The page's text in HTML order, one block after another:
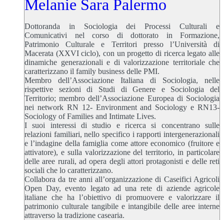
Melanie Sara Palermo
Dottoranda in Sociologia dei Processi Culturali e
Comunicativi nel corso di dottorato in Formazione,
Patrimonio Culturale e Territori presso l’Università di
Macerata (XXVI ciclo), con un progetto di ricerca legato alle
dinamiche generazionali e di valorizzazione territoriale che
caratterizzano il family business delle PMI.
Membro dell’Associazione Italiana di Sociologia, nelle
rispettive sezioni di Studi di Genere e Sociologia del
Territorio; membro dell’Associazione Europea di Sociologia
nei network RN 12- Environment and Sociology e RN13-
Sociology of Families and Intimate Lives.
I suoi interessi di studio e ricerca si concentrano sulle
relazioni familiari, nello specifico i rapporti intergenerazionali
e l’indagine della famiglia come attore economico (fruitore e
attivatore), e sulla valorizzazione del territorio, in particolare
delle aree rurali, ad opera degli attori protagonisti e delle reti
sociali che lo caratterizzano.
Collabora da tre anni all’organizzazione di Caseifici Agricoli
Open Day, evento legato ad una rete di aziende agricole
italiane che ha l’obiettivo di promuovere e valorizzare il
patrimonio culturale tangibile e intangibile delle aree interne
attraverso la tradizione casearia.